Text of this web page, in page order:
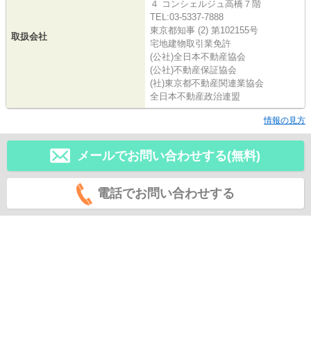
取扱会社
４ コンシェルジュ高橋７階
TEL:03-5337-7888
東京都知事 (2) 第102155号
宅地建物取引業免許
(公社)全日本不動産協会
(公社)不動産保証協会
(社)東京都不動産関連業協会
全日本不動産政治連盟
情報の見方
メールでお問い合わせする(無料)
電話でお問い合わせする